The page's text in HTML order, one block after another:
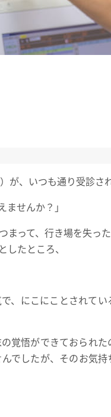
、いつも通り受診さ
せんか？」
って、行き場を失っ
たところ、
にこにことされて
覚悟ができておられ
でしたが、そのお気